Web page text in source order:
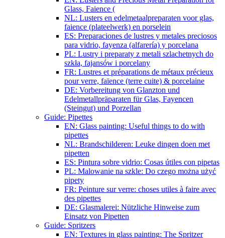
Glass, Faience (
NL: Lusters en edelmetaalpreparaten voor glas,
faience (plateelwerk) en porselein
ES: Preparaciones de lustres y metales preciosos
para vidrio, fayenza (alfarería) y porcelana
PL: Lustry i preparaty z metali szlachetnych do
szkła, fajansów i porcelany
FR: Lustres et préparations de métaux précieux
pour verre, faïence (terre cuite) & porcelaine
DE: Vorbereitung von Glanzton und
Edelmetallpräparaten für Glas, Fayencen
(Steingut) und Porzellan
Guide: Pipettes
EN: Glass painting: Useful things to do with
pipettes
NL: Brandschilderen: Leuke dingen doen met
pipetten
ES: Pintura sobre vidrio: Cosas útiles con pipetas
PL: Malowanie na szkle: Do czego można użyć
pipety
FR: Peinture sur verre: choses utiles à faire avec
des pipettes
DE: Glasmalerei: Nützliche Hinweise zum
Einsatz von Pipetten
Guide: Spritzers
EN: Textures in glass painting: The Spritzer